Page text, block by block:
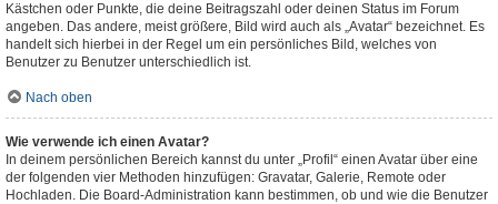
Kästchen oder Punkte, die deine Beitragszahl oder deinen Status im Forum
angeben. Das andere, meist größere, Bild wird auch als „Avatar“ bezeichnet. Es
handelt sich hierbei in der Regel um ein persönliches Bild, welches von
Benutzer zu Benutzer unterschiedlich ist.
Nach oben
Wie verwende ich einen Avatar?
In deinem persönlichen Bereich kannst du unter „Profil“ einen Avatar über eine
der folgenden vier Methoden hinzufügen: Gravatar, Galerie, Remote oder
Hochladen. Die Board-Administration kann bestimmen, ob und wie die Benutzer